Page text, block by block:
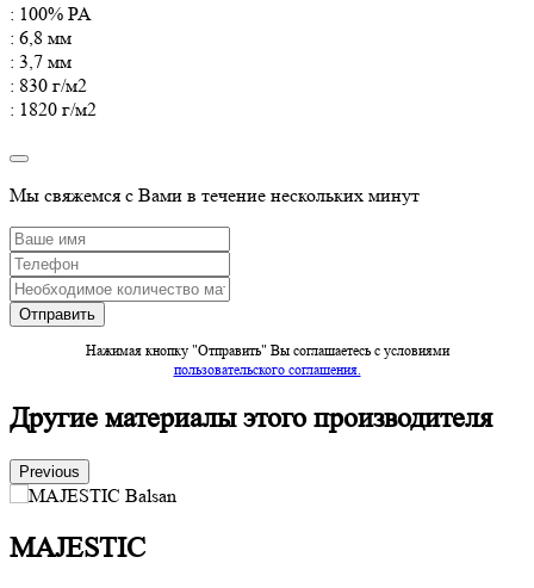
: 100% PA
: 6,8 мм
: 3,7 мм
: 830 г/м2
: 1820 г/м2
Мы свяжемся с Вами в течение нескольких минут
Нажимая кнопку "Отправить" Вы соглашаетесь c условиями
пользовательского соглашения.
Другие материалы этого производителя
Previous
MAJESTIC